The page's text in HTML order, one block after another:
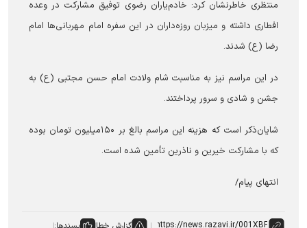
منتظری خاطرنشان کرد: خادم‌یاران رضوی توفیق مشارکت در وعده
افطاری داشته و میزبان روزه‌داران در این سفره امام مهربانی‌ها امام
رضا (ع) شدند.
در این مراسم نیز به مناسبت شام ولادت امام حسن مجتبی (ع) به
جشن و شادی و سرور پرداختند.
شایان‌ذکر است که هزینه این مراسم بالغ بر ۱۵۰میلیون تومان بوده
که با مشارکت خیرین و ناذرین تأمین شده است.
انتهای پیام/